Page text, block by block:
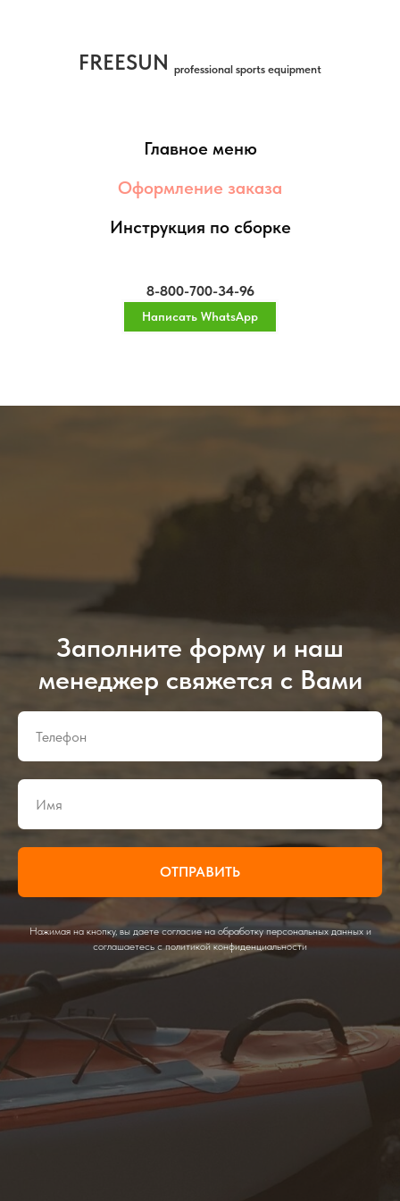
FREESUN professional sports equipment
Главное меню
Оформление заказа
Инструкция по сборке
8-800-700-34-96
Написать WhatsApp
Заполните форму и наш
менеджер свяжется с Вами
ОТПРАВИТЬ
Нажимая на кнопку, вы даете согласие на обработку персональных данных и
соглашаетесь c политикой конфиденциальности